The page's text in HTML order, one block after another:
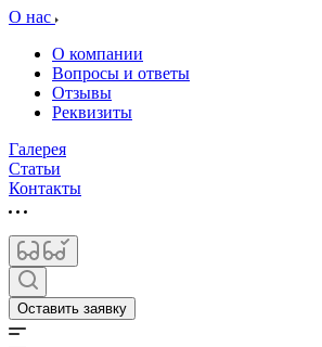
О нас
О компании
Вопросы и ответы
Отзывы
Реквизиты
Галерея
Статьи
Контакты
Оставить заявку